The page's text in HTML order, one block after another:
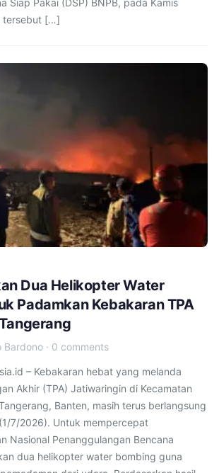
Siap Pakai (DSP) BNPB, pada Kamis
tersebut […]
Dua Helikopter Water
Padamkan Kebakaran TPA
Bardono · 0 comments
– Kebakaran hebat yang melanda
Akhir (TPA) Jatiwaringin di Kecamatan
Banten, masih terus berlangsung
7/2026). Untuk mempercepat
Nasional Penanggulangan Bencana
dua helikopter water bombing guna